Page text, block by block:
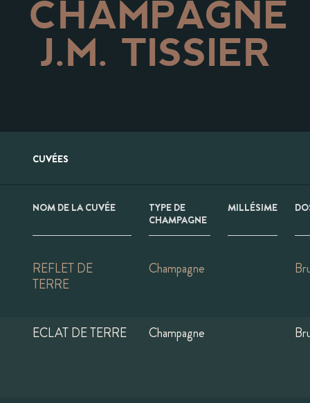
CHAMPAGNE
J.M. TISSIER
CUVÉES
NOM DE LA CUVÉE
TYPE DE
CHAMPAGNE
MILLÉSIME
REFLET DE
TERRE
Champagne
ECLAT DE TERRE Champagne